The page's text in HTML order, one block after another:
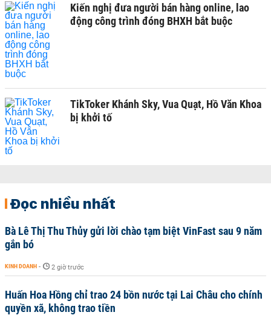
Kiến nghị đưa người bán hàng online, lao
động công trình đóng BHXH bắt buộc
TikToker Khánh Sky, Vua Quạt, Hồ Văn Khoa
bị khởi tố
Đọc nhiều nhất
Bà Lê Thị Thu Thủy gửi lời chào tạm biệt VinFast sau 9 năm
gắn bó
KINH DOANH - 2 giờ trước
Huấn Hoa Hồng chỉ trao 24 bồn nước tại Lai Châu cho chính
quyền xã, không trao tiền